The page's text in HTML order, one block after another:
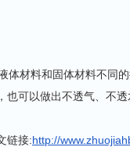
体材料和固体材料不同的
也可以做出不透气、不
链接:http://